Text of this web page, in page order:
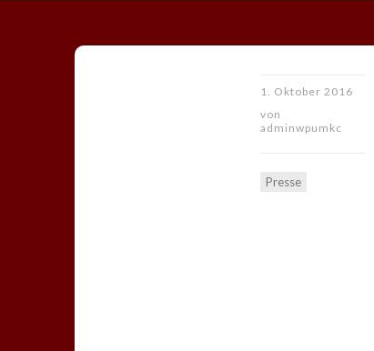
1. Oktober 2016
von
adminwpumkc
Presse